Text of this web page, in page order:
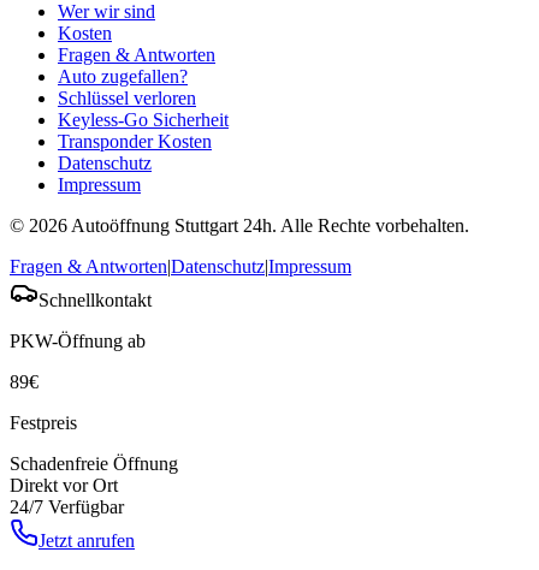
Wer wir sind
Kosten
Fragen & Antworten
Auto zugefallen?
Schlüssel verloren
Keyless-Go Sicherheit
Transponder Kosten
Datenschutz
Impressum
© 2026Autoöffnung Stuttgart 24h. Alle Rechte vorbehalten.
Fragen & AntwortenDatenschutzImpressum
Schnellkontakt
PKW-Öffnung ab
89€
Festpreis
Schadenfreie Öffnung
Direkt vor Ort
24/7 Verfügbar
Jetzt anrufen